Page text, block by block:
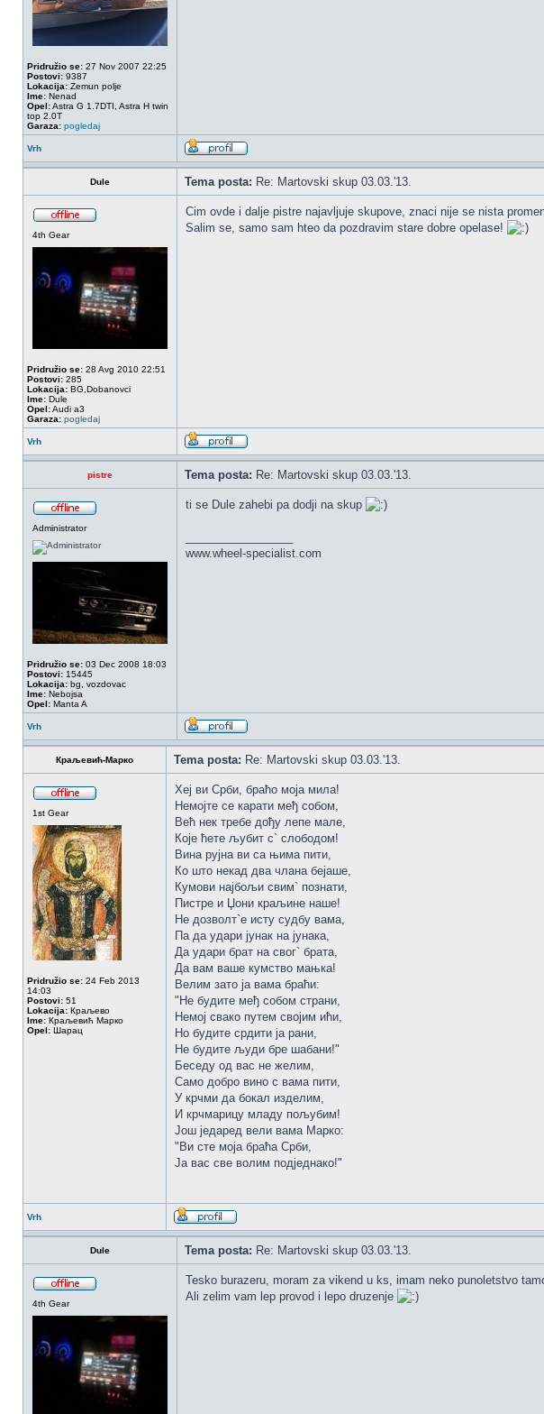
Pridružio se: 27 Nov 2007 22:25
Postovi: 9387
Lokacija: Zemun polje
Ime: Nenad
Opel:Astra G 1.7DTI, Astra H twin
top 2.0T
Garaza: pogledaj
Vrh
Dule Tema posta: Re: Martovski skup 03.03.'13.
4th Gear
Pridružio se: 28 Avg 2010 22:51
Postovi: 285
Lokacija: BG,Dobanovci
Ime: Dule
Opel:Audi a3
Garaza: pogledaj
Cim ovde i dalje pistre najavljuje skupove, znaci nije se nista
Salim se, samo sam hteo da pozdravim stare dobre opelase!
Vrh
pistre Tema posta: Re: Martovski skup 03.03.'13.
Administrator
Pridružio se: 03 Dec 2008 18:03
Postovi: 15445
Lokacija: bg, vozdovac
Ime: Nebojsa
Opel: Manta A
ti se Dule zahebi pa dodji na skup
www.wheel-specialist.com
Vrh
Краљевић-Марко Tema posta: Re: Martovski skup 03.03.'13.
1st Gear
Pridružio se: 24 Feb 2013
14:03
Postovi: 51
Lokacija: Краљево
Ime: Краљевић Марко
Opel: Шарац
Хеј ви Срби, браћо моја мила!
Немојте се карати међ собом,
Већ нек требе дођу лепе мале,
Које ћете љубит с` слободом!
Вина рујна ви са њима пити,
Ко што некад два члана бејаше,
Кумови најбољи свим` познати,
Пистре и Џони краљине наше!
Не дозволт`е исту судбу вама,
Па да удари јунак на јунака,
Да удари брат на свог` брата,
Да вам ваше кумство мањка!
Велим зато ја вама браћи:
"Не будите међ собом страни,
Немој свако путем својим ићи,
Но будите срдити ја рани,
Не будите људи бре шабани!"
Беседу од вас не желим,
Само добро вино с вама пити,
У крчми да бокал изделим,
И крчмарицу младу пољубим!
Још једаред вели вама Марко:
"Ви сте моја браћа Срби,
Ја вас све волим подједнако!"
Vrh
Dule Tema posta: Re: Martovski skup 03.03.'13.
4th Gear
Tesko burazeru, moram za vikend u ks, imam neko punoletstvo
Ali zelim vam lep provod i lepo druzenje